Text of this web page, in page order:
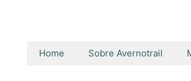
Home
Sobre Avernotrail